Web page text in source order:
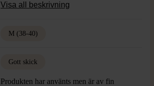
Visa all beskrivning
M (38-40)
Gott skick
Produkten har använts men är av fin